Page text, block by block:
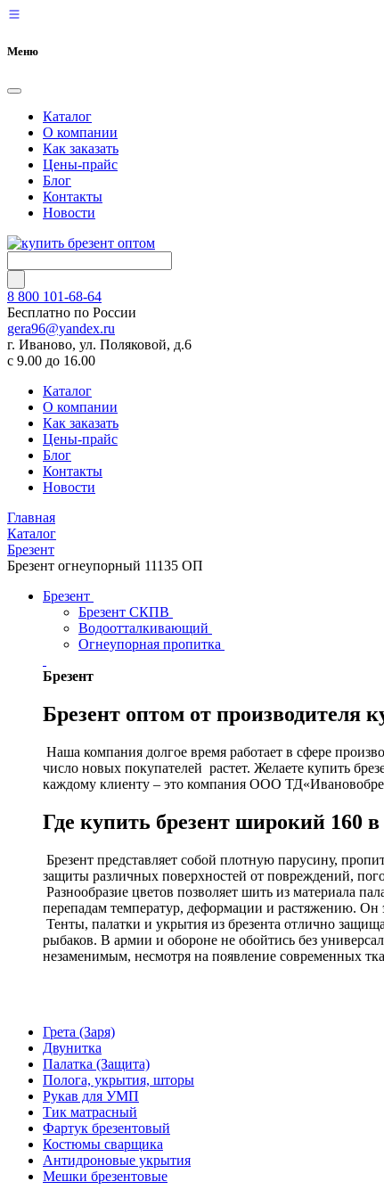
Меню
Каталог
О компании
Как заказать
Цены-прайс
Блог
Контакты
Новости
8 800 101-68-64
Бесплатно по России
gera96@yandex.ru
г. Иваново, ул. Поляковой, д.6
с 9.00 до 16.00
Каталог
О компании
Как заказать
Цены-прайс
Блог
Контакты
Новости
Главная
Каталог
Брезент
Брезент огнеупорный 11135 ОП
Брезент
Брезент СКПВ
Водоотталкивающий
Огнеупорная пропитка
Брезент
Брезент оптом от производителя
Наша компания долгое время работает в сфере
число новых покупателей растет. Желаете купить
каждому клиенту – это компания ООО
Где купить брезент широкий 160
Брезент представляет собой плотную парусину,
защиты различных поверхностей от повреждений,
Разнообразие цветов позволяет шить из материала
перепадам температур, деформации и растяжению.
Тенты, палатки и укрытия из брезента отлично
рыбаков. В армии и обороне не обойтись без
незаменимым, несмотря на появление современных
Грета (Заря)
Двунитка
Палатка (Защита)
Полога, укрытия, шторы
Рукав для УМП
Тик матрасный
Фартук брезентовый
Костюмы сварщика
Антидроновые укрытия
Мешки брезентовые